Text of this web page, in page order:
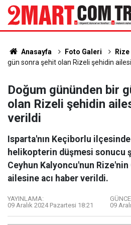
Anasayfa Foto Galeri Rize
gün sonra şehit olan Rizeli şehidin
Doğum gününden bir
olan Rizeli şehidin
verildi
Isparta'nın Keçiborlu
helikopterin düşmesi sonucu
Ceyhun Kalyoncu'nun
ailesine acı haber verildi.
YAYINLAMA:
09 Aralık 2024 Pazartesi 18:21
09